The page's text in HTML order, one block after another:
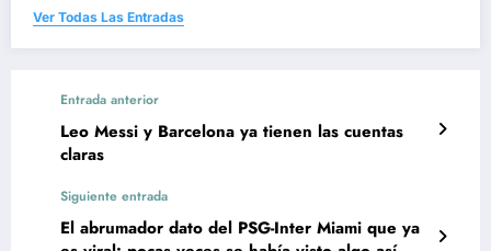
Ver Todas Las Entradas
Entrada anterior
Leo Messi y Barcelona ya tienen las cuentas
claras
Siguiente entrada
El abrumador dato del PSG-Inter Miami que ya